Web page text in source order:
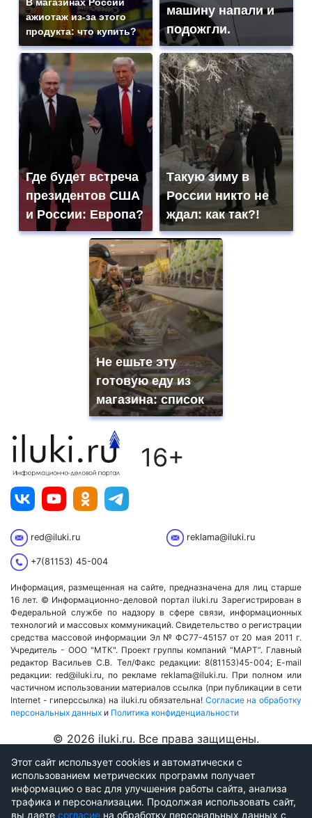
Этот сайт использует cookies и автоматически с
использованием метрических программ получает
информацию о вас для улучшения работы сайта, анализа
трафика и персонализации. Продолжая использовать сайт,
вы даете согласие на обработку персональных данных с
В магазинах России
ажиотаж из-за этого
продукта: что купить?
машину напали и
подожгли.
Где будет встреча
президентов США
и России: Европа?
Такую зиму в
России никто не
ждал: как так?!
Не ешьте эту
готовую еду из
магазина: список
16+
red@iluki.ru reklama@iluki.ru
+7(81153) 45-004
Информация, размещенная на сайте, предназначена для лиц старше
16 лет. © Информационно-деловой портал iluki.ru Зарегистрирован в
Федеральной службе по надзору в сфере связи, информационных
технологий и массовых коммуникаций. Свидетельство о регистрации
средства массовой информации Эл № ФС77-45157 от 20 мая 2011 г.
Учредитель - ООО "МТК". Проект группы компаний “МАРТ”. Главный
редактор Васильев С.В. Тел/Факс редакции: 8(81153)45-004; E-mail
редакции: red@iluki.ru, по рекламе reklama@iluki.ru. При полном или
частичном использовании материалов ссылка (при публикации в сети
Internet - гиперссылка) на iluki.ru обязательна! Согласие на обработку
персональных данных и Политика конфиденциальности
© 2026 iluki.ru. Все права защищены.